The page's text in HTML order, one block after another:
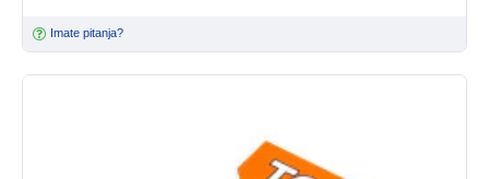
Imate pitanja?